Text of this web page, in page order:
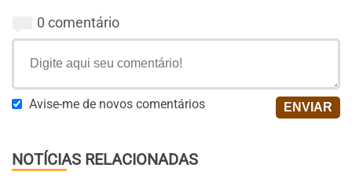
0 comentário
Avise-me de novos comentários
NOTÍCIAS RELACIONADAS